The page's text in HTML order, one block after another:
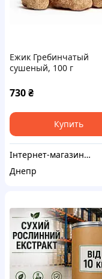
Ежик Гребинчатый
сушеный, 100 г
730₴
Купить
Інтернет-магазин "Klever"
Днепр